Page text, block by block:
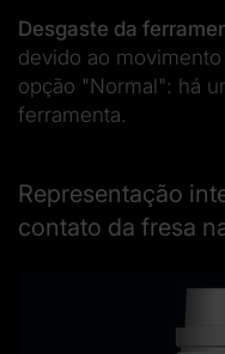
Desgaste da
devido ao
opção "Normal": há
ferramenta.
Representação
contato da fresa